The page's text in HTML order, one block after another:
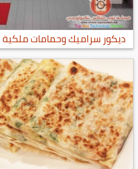
ديكور سراميك وحمامات